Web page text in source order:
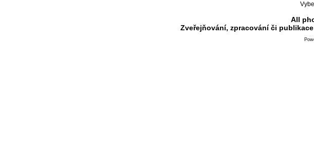
All
Zveřejňování, zpracování či